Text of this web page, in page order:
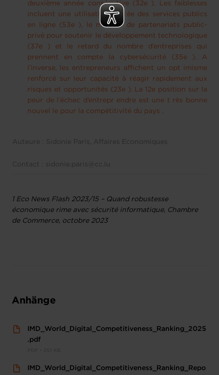
deuxième année consécutive (32e ). Les faiblesses
incluent une utilisation limitée des services publics
en ligne (53e ), le manque de partenariats public-
privé pour soutenir le développement technologique
(37e ) et le retard du nombre d’entreprises qui
prennent en compte la cybersécurité (35e ). A
l’inverse, les entrepreneurs affichent un opt imisme
renforcé sur leur capacité à réagir rapidement aux
risques et opportunités (23e ). La 12e position sur la
peur de l’échec d’entrepr endre est une t rès bonne
nouvel le pour la compétitivité du pays .
Auteure : Sidonie Paris, Affaires Economiques
Contact : sidonie.paris@cc.lu
1 Eco News Flash 2023/15 – Quand robustesse
économique rime avec sécurité informatique, Chambre
de Commerce, octobre 2023
Anhänge
IMD_World_Digital_Competitiveness_Ranking_2025
.pdf
IMD_World_Digital_Competitiveness_Ranking_Repo